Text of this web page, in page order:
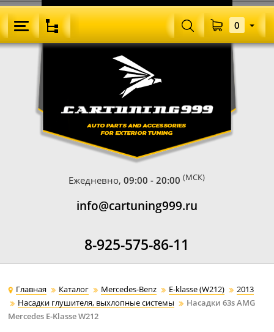
Ежедневно,09:00 - 20:00 (МСК)
info@cartuning999.ru
8-925-575-86-11
0
Главная Каталог Mercedes-Benz E-klasse (W212)
2013
Насадки глушителя, выхлопные системы
Насадки 63s AMG
Mercedes E-Klasse W212